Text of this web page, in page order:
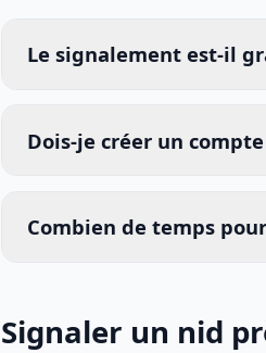
Le signalement est-il
Dois-je créer un compte
Combien de temps
Signaler un nid